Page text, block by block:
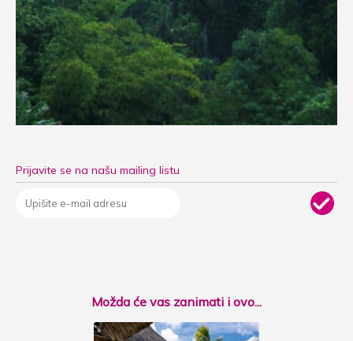
Prijavite se na našu mailing listu
Možda će vas zanimati i ovo...